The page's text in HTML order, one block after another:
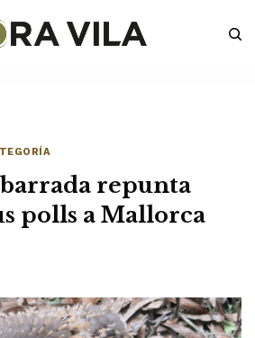
repunta
polls a Mallorca